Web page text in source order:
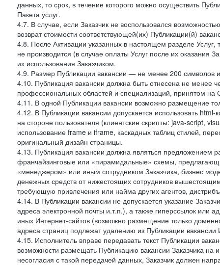
данных, то срок, в течение которого можно осуществить
Пакета услуг.
4.7. В случае, если Заказчик не воспользовался
возврат стоимости соответствующей(их) Публикации(й)
4.8. После Активации указанных в настоящем разделе Услуг,
не производится (в случае оплаты Услуг после их оказания
их использования Заказчиком.
4.9. Размер Публикации вакансии — не менее 200 символов
4.10. Публикация вакансии должна быть отнесена не менее
профессиональных областей и специализаций, принятом на
4.11. В одной Публикации вакансии возможно размещение
4.12. В Публикации вакансии допускается использовать
на стороне пользователя (клиентские скрипты: java-script,
использование frame и iframe, каскадных таблиц стилей,
оригинальный дизайн страницы.
4.13. Публикация вакансии должна являться
франчайзинговые или «пирамидальные» схемы,
«менеджером» или иным сотрудником Заказчика, бизнес
денежных средств от нижестоящих сотрудников
требующую привлечения или найма других агентов,
4.14. В Публикации вакансии не допускается указание
адреса электронной почты и.т.п.), а также гиперссылок или
иных Интернет-сайтов (возможно размещение только
адреса страниц подлежат удалению из Публикации
4.15. Исполнитель вправе передавать текст Публикации
возможности размещать Публикацию вакансии Заказчика
несогласия с такой передачей данных, Заказчик должен